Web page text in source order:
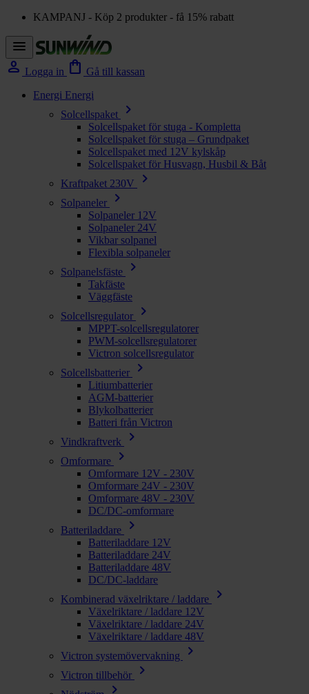
KAMPANJ - Köp 2 produkter - få 15% rabatt
menu
person Logga in shopping_bag Gå till kassan
Energi Energi
Solcellspaket
chevron_right
Solcellspaket för stuga - Kompletta
Solcellspaket för stuga – Grundpaket
Solcellspaket med 12V kylskåp
Solcellspaket för Husvagn, Husbil & Båt
Kraftpaket 230V
chevron_right
Solpaneler chevron_right
Solpaneler 12V
Solpaneler 24V
Vikbar solpanel
Flexibla solpaneler
Solpanelsfäste
chevron_right
Takfäste
Väggfäste
Solcellsregulator
chevron_right
MPPT-solcellsregulatorer
PWM-solcellsregulatorer
Victron solcellsregulator
Solcellsbatterier
chevron_right
Litiumbatterier
AGM-batterier
Blykolbatterier
Batteri från Victron
Vindkraftverk
chevron_right
Omformare chevron_right
Omformare 12V - 230V
Omformare 24V - 230V
Omformare 48V - 230V
DC/DC-omformare
Batteriladdare
chevron_right
Batteriladdare 12V
Batteriladdare 24V
Batteriladdare 48V
DC/DC-laddare
Kombinerad växelriktare / laddare
chevron_right
Växelriktare / laddare 12V
Växelriktare / laddare 24V
Växelriktare / laddare 48V
Victron systemövervakning
chevron_right
Victron tillbehör chevron_right
chevron_right